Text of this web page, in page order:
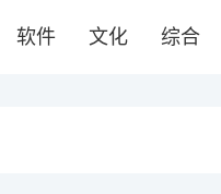
软件 文化 综合